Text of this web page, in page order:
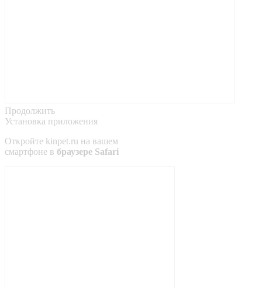
Продолжить
Установка приложения
Откройте kinpet.ru на вашем
смартфоне в браузере Safari